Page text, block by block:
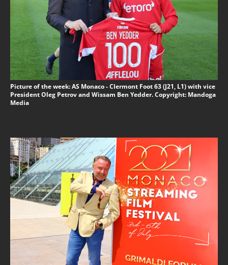
Picture of the week: AS Monaco - Clermont Foot 63 (J21, L1) with vice
President Oleg Petrov and Wissam Ben Yedder. Copyright: Mandoga
Media